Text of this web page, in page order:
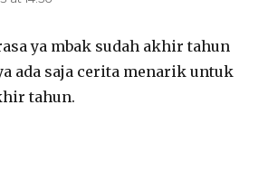
ya mbak sudah akhir tahun
ada saja cerita menarik untuk
tahun.